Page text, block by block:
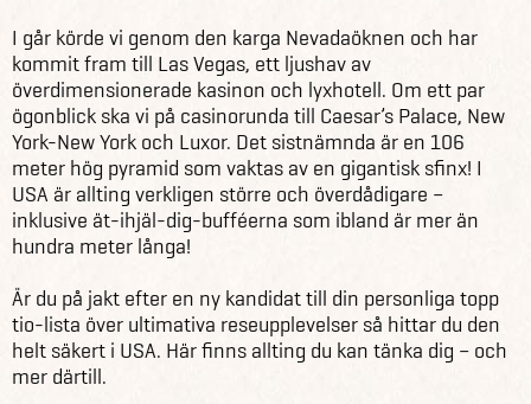
I går körde vi genom den karga Nevadaöknen och har
kommit fram till Las Vegas, ett ljushav av
överdimensionerade kasinon och lyxhotell. Om ett par
ögonblick ska vi på casinorunda till Caesar’s Palace, New
York-New York och Luxor. Det sistnämnda är en 106
meter hög pyramid som vaktas av en gigantisk sfinx! I
USA är allting verkligen större och överdådigare –
inklusive ät-ihjäl-dig-bufféerna som ibland är mer än
hundra meter långa!
Är du på jakt efter en ny kandidat till din personliga topp
tio-lista över ultimativa reseupplevelser så hittar du den
helt säkert i USA. Här finns allting du kan tänka dig – och
mer därtill.